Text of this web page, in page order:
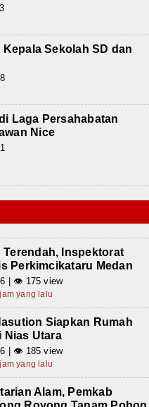
Sekolah SD dan
Laga Persahabatan
Nice
Inspektorat
Perkimcikataru Medan
| 👁 175 view
yang lalu
Siapkan Rumah
Nias Utara
| 👁 185 view
yang lalu
Alam, Pemkab